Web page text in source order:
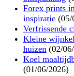
Forex prints
inspiratie (05/
Verfrissende
Kleine
huizen (02/
Koel
(01/06/2026)